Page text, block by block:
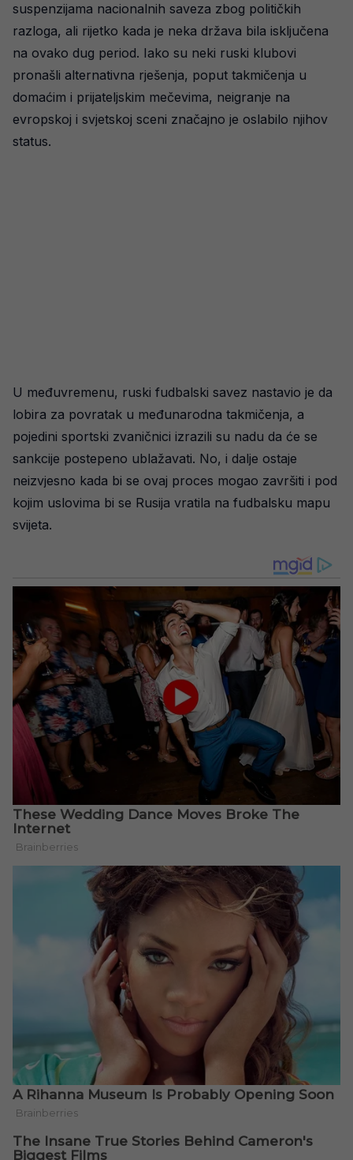
suspenzijama nacionalnih saveza zbog političkih
razloga, ali rijetko kada je neka država bila isključena
na ovako dug period. Iako su neki ruski klubovi
pronašli alternativna rješenja, poput takmičenja u
domaćim i prijateljskim mečevima, neigranje na
evropskoj i svjetskoj sceni značajno je oslabilo njihov
status.
U međuvremenu, ruski fudbalski savez nastavio je da
lobira za povratak u međunarodna takmičenja, a
pojedini sportski zvaničnici izrazili su nadu da će se
sankcije postepeno ublažavati. No, i dalje ostaje
neizvjesno kada bi se ovaj proces mogao završiti i pod
kojim uslovima bi se Rusija vratila na fudbalsku mapu
svijeta.